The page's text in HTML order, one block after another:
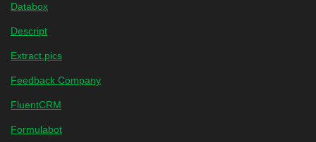
Databox
Descript
Extract.pics
Feedback Company
FluentCRM
Formulabot